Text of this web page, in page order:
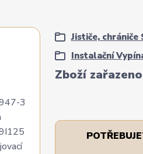
3
Zboží
Jističe, chrániče
Instalační